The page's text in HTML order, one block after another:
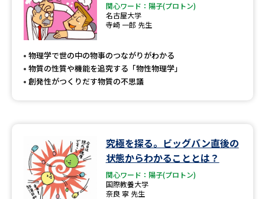
関心ワード：陽子(プロトン)
名古屋大学
寺崎 一郎 先生
物理学で世の中の物事のつながりがわかる
物質の性質や機能を追究する「物性物理学」
創発性がつくりだす物質の不思議
究極を探る。ビッグバン直後の
状態からわかることとは？
関心ワード：陽子(プロトン)
国際教養大学
奈良 寧 先生